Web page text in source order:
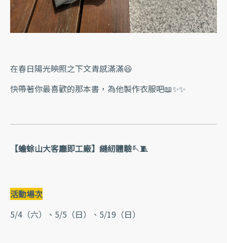
在春日陽光映照之下文青感滿滿😆
快帶著你最喜歡的那本書，為他製作衣服吧📖✨✨
【蟾蜍山大客廳即工廠】縫紉體驗🪡🧵
活動場次
5/4（六）、5/5（日）、5/19（日）